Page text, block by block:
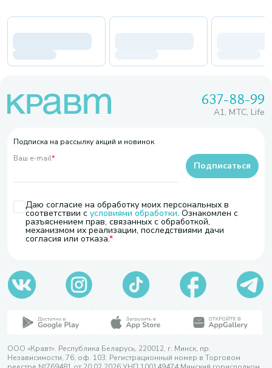
637-88-99
A1, МТС, Life
Подписка на рассылку акций и новинок
Ваш e-mail*
Даю согласие на обработку моих персональных в
соответствии с условиями обработки. Ознакомлен с
разъяснением прав, связанных с обработкой,
механизмом их реализации, последствиями дачи
согласия или отказа.
Подписаться
ООО «Кравт». Республика Беларусь, 220012, г. Минск, пр.
Независимости, 76, оф. 103. Регистрационный номер в Торговом